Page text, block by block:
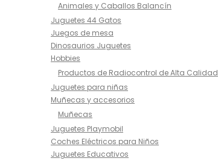
Animales y Caballos Balancín
Juguetes 44 Gatos
Juegos de mesa
Dinosaurios Juguetes
Hobbies
Productos de Radiocontrol de Alta Calidad
Juguetes para niñas
Muñecas y accesorios
Muñecas
Juguetes Playmobil
Coches Eléctricos para Niños
Juguetes Educativos